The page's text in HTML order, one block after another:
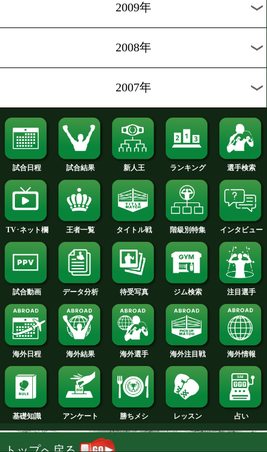
2017年
2016年
2015年
2014年
2013年
2012年
2011年
2010年